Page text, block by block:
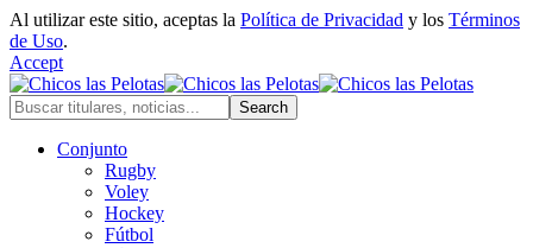
Al utilizar este sitio, aceptas la Política de Privacidad y los Términos
de Uso.
Accept
Conjunto
Rugby
Voley
Hockey
Fútbol